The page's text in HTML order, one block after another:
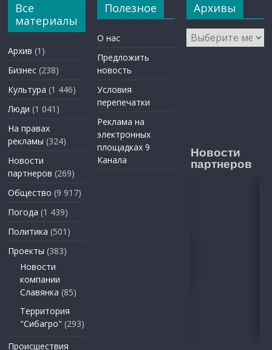
Все
материалы
Архив (1)
Бизнес (238)
Культура (1 446)
Люди (1 041)
На правах
рекламы (324)
Новости
партнеров (269)
Общество (9 917)
Погода (1 439)
Политика (501)
Проекты (383)
Новости
компании
Славянка (85)
Территория
"Сибагро" (293)
Происшествия
Полезное
О нас
Предложить
новость
Условия
перепечатки
Реклама на
электронных
площадках 9
Канала
Архивы
Архивы
Новости
партнеров